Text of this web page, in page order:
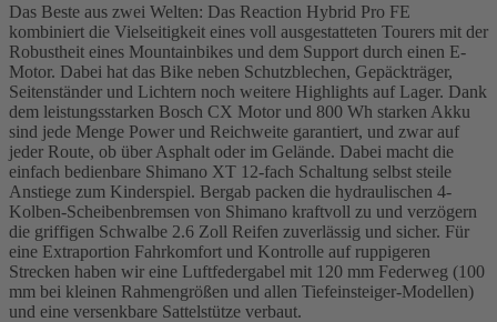
Das Beste aus zwei Welten: Das Reaction Hybrid Pro FE
kombiniert die Vielseitigkeit eines voll ausgestatteten Tourers mit der
Robustheit eines Mountainbikes und dem Support durch einen E-
Motor. Dabei hat das Bike neben Schutzblechen, Gepäckträger,
Seitenständer und Lichtern noch weitere Highlights auf Lager. Dank
dem leistungsstarken Bosch CX Motor und 800 Wh starken Akku
sind jede Menge Power und Reichweite garantiert, und zwar auf
jeder Route, ob über Asphalt oder im Gelände. Dabei macht die
einfach bedienbare Shimano XT 12-fach Schaltung selbst steile
Anstiege zum Kinderspiel. Bergab packen die hydraulischen 4-
Kolben-Scheibenbremsen von Shimano kraftvoll zu und verzögern
die griffigen Schwalbe 2.6 Zoll Reifen zuverlässig und sicher. Für
eine Extraportion Fahrkomfort und Kontrolle auf ruppigeren
Strecken haben wir eine Luftfedergabel mit 120 mm Federweg (100
mm bei kleinen Rahmengrößen und allen Tiefeinsteiger-Modellen)
und eine versenkbare Sattelstütze verbaut.